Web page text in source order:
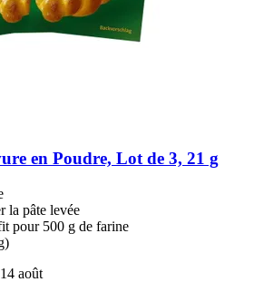
en Poudre, Lot de 3, 21 g
la pâte levée
pour 500 g de farine
août